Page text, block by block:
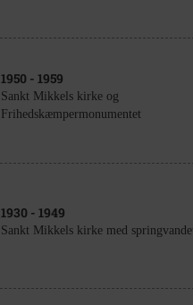
1950 - 1959
Sankt Mikkels kirke og
Frihedskæmpermonumentet
1930 - 1949
Sankt Mikkels kirke med